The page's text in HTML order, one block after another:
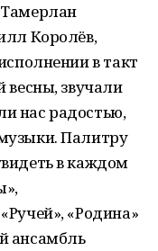
Королёв,
в такт
весны, звучали
нас радостью,
Палитру
в каждом
«Родина»
ансамбль